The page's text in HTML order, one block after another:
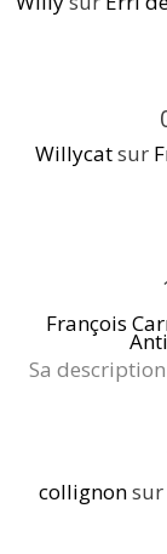
Willycatsur
François
Sa
collignonsur